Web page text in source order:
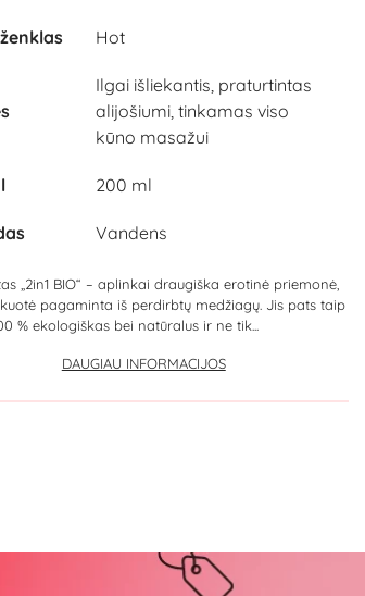
Hot
Ilgai išliekantis, praturtintas
alijošiumi, tinkamas viso
kūno masažui
200 ml
Vandens
„2in1 BIO“ – aplinkai draugiška erotinė priemonė,
pagaminta iš perdirbtų medžiagų. Jis pats taip
% ekologiškas bei natūralus ir ne tik...
DAUGIAU INFORMACIJOS